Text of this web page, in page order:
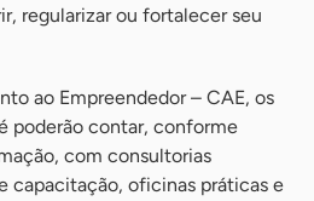
regularizar ou fortalecer seu
ao Empreendedor – CAE, os
poderão contar, conforme
com consultorias
capacitação, oficinas práticas e